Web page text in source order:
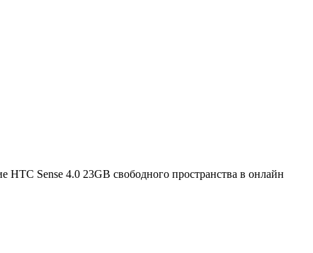
Sense 4.0 23GB свободного пространства в онлайн